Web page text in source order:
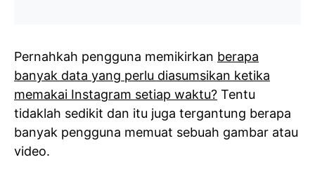
Pernahkah pengguna memikirkan berapa
banyak data yang perlu diasumsikan ketika
memakai Instagram setiap waktu? Tentu
tidaklah sedikit dan itu juga tergantung berapa
banyak pengguna memuat sebuah gambar atau
video.